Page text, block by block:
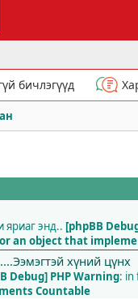
бичлэгүүд
яриаг энд.. [phpBB
an object that
хүний цүнх
Debug] PHP Warning: in
Countable